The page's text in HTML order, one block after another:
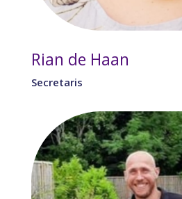
Rian de Haan
Secretaris